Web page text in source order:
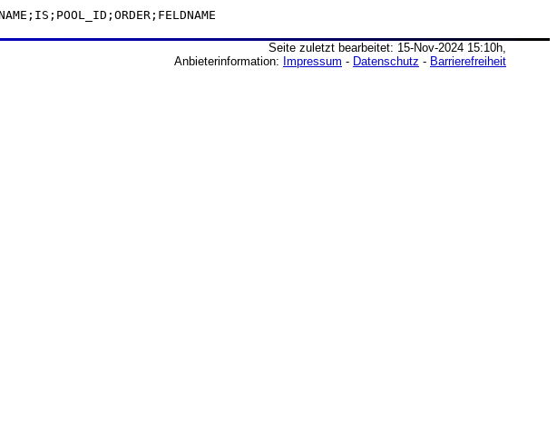
Seite zuletzt bearbeitet: 15-Nov-2024 15:10h,
Anbieterinformation: Impressum - Datenschutz - Barrierefreiheit